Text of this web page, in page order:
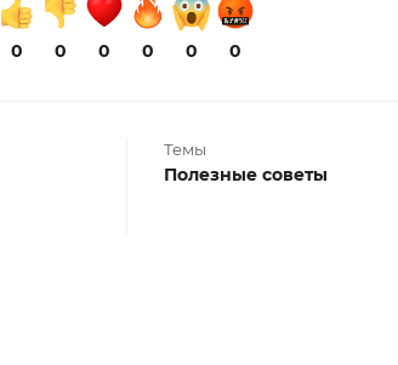
0 0 0 0 0 0
Темы
Полезные советы